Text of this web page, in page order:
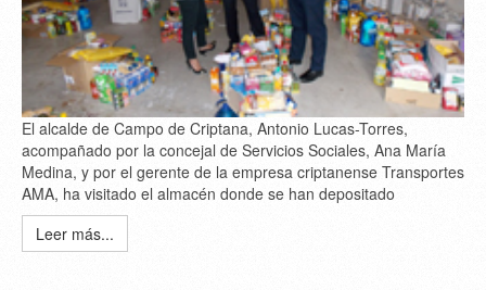
El alcalde de Campo de Criptana, Antonio Lucas-Torres,
acompañado por la concejal de Servicios Sociales, Ana María
Medina, y por el gerente de la empresa criptanense Transportes
AMA, ha visitado el almacén donde se han depositado
Leer más...